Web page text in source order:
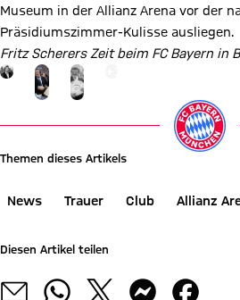
Museum in der Allianz Arena vor der
Präsidiumszimmer-Kulisse ausliegen.
Fritz Scherers Zeit beim FC Bayern in
Gehe zu Gallerie Seite: zur Galerie
Themen dieses Artikels
News Trauer Club Allianz
Diesen Artikel teilen